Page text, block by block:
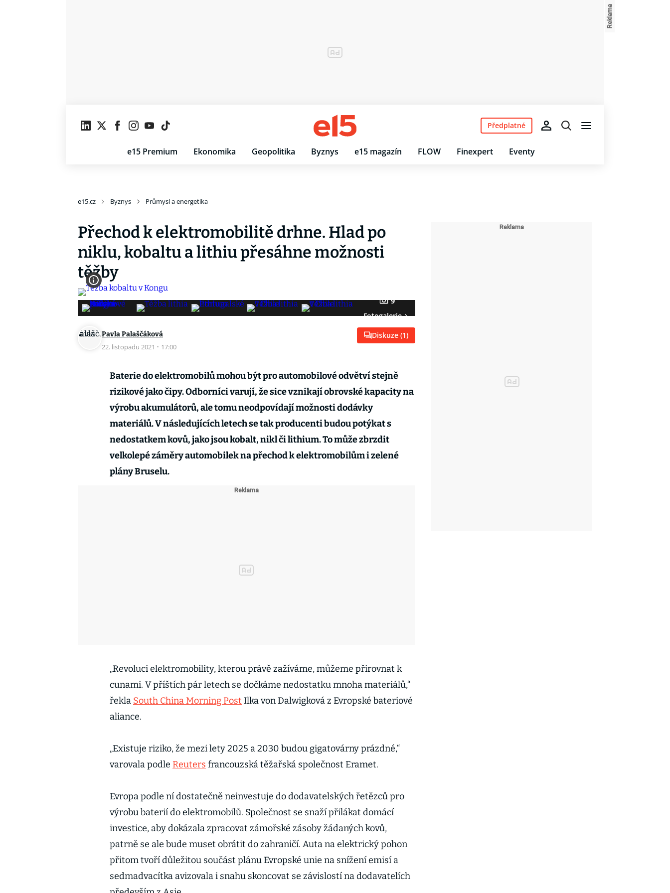
e15 Premium Ekonomika Geopolitika Byznys e15 magazín FLOW Finexpert Eventy
Předplatné
e15.cz Byznys Průmysl a energetika
Přechod k elektromobilitě drhne. Hlad po
niklu, kobaltu a lithiu přesáhne možnosti
těžby
9
Fotogalerie
Pavla Palaščáková
22. listopadu 2021 · 17:00
Diskuze (1)
Baterie do elektromobilů mohou být pro automobilové odvětví stejně
rizikové jako čipy. Odborníci varují, že sice vznikají obrovské kapacity na
výrobu akumulátorů, ale tomu neodpovídají možnosti dodávky
materiálů. V následujících letech se tak producenti budou potýkat s
nedostatkem kovů, jako jsou kobalt, nikl či lithium. To může zbrzdit
velkolepé záměry automobilek na přechod k elektromobilům i zelené
plány Bruselu.
„Revoluci elektromobility, kterou právě zažíváme, můžeme přirovnat k
cunami. V příštích pár letech se dočkáme nedostatku mnoha materiálů,“
řekla South China Morning Post Ilka von Dalwigková z Evropské bateriové
aliance.
„Existuje riziko, že mezi lety 2025 a 2030 budou gigatovárny prázdné,“
varovala podle Reuters francouzská těžařská společnost Eramet.
Evropa podle ní dostatečně neinvestuje do dodavatelských řetězců pro
výrobu baterií do elektromobilů. Společnost se snaží přilákat domácí
investice, aby dokázala zpracovat zámořské zásoby žádaných kovů,
patrně se ale bude muset obrátit do zahraničí. Auta na elektrický pohon
přitom tvoří důležitou součást plánu Evropské unie na snížení emisí a
sedmadvacítka avizovala i snahu skoncovat se závislostí na dodavatelích